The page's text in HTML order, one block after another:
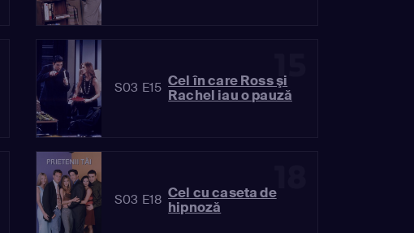
15
S03 E15 Cel în care Ross şi
Rachel iau o pauză
S03 E18 Cel cu caseta de
hipnoză